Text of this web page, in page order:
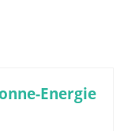
Energie